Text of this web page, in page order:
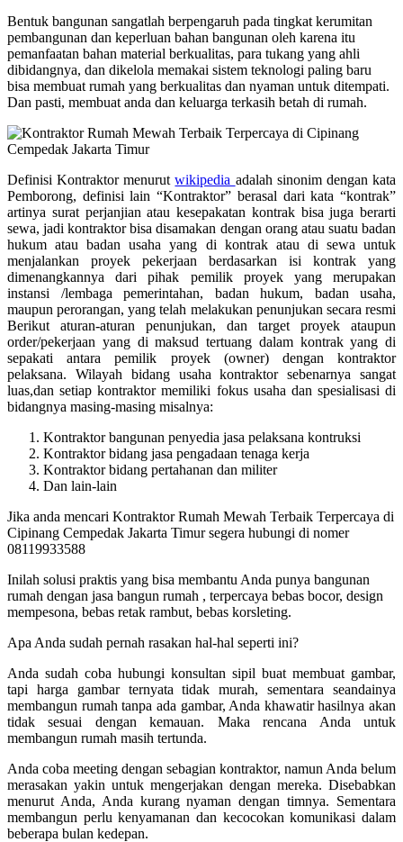
Bentuk bangunan sangatlah berpengaruh pada tingkat kerumitan
pembangunan dan keperluan bahan bangunan oleh karena itu
pemanfaatan bahan material berkualitas, para tukang yang ahli
dibidangnya, dan dikelola memakai sistem teknologi paling baru
bisa membuat rumah yang berkualitas dan nyaman untuk ditempati.
Dan pasti, membuat anda dan keluarga terkasih betah di rumah.
Definisi Kontraktor menurutwikipedia adalah sinonim dengan kata
Pemborong, definisi lain “Kontraktor” berasal dari kata “kontrak”
artinya surat perjanjian atau kesepakatan kontrak bisa juga berarti
sewa, jadi kontraktor bisa disamakan dengan orang atau suatu badan
hukum atau badan usaha yang di kontrak atau di sewa untuk
menjalankan proyek pekerjaan berdasarkan isi kontrak yang
dimenangkannya dari pihak pemilik proyek yang merupakan
instansi /lembaga pemerintahan, badan hukum, badan usaha,
maupun perorangan, yang telah melakukan penunjukan secara resmi
Berikut aturan-aturan penunjukan, dan target proyek ataupun
order/pekerjaan yang di maksud tertuang dalam kontrak yang di
sepakati antara pemilik proyek (owner) dengan kontraktor
pelaksana. Wilayah bidang usaha kontraktor sebenarnya sangat
luas,dan setiap kontraktor memiliki fokus usaha dan spesialisasi di
bidangnya masing-masing misalnya:
Kontraktor bangunan penyedia jasa pelaksana kontruksi
Kontraktor bidang jasa pengadaan tenaga kerja
Kontraktor bidang pertahanan dan militer
Dan lain-lain
Jika anda mencari Kontraktor Rumah Mewah Terbaik Terpercaya di
Cipinang Cempedak Jakarta Timur segera hubungi di nomer
08119933588
Inilah solusi praktis yang bisa membantu Anda punya bangunan
rumah dengan jasa bangun rumah , terpercaya bebas bocor, design
mempesona, bebas retak rambut, bebas korsleting.
Apa Anda sudah pernah rasakan hal-hal seperti ini?
Anda sudah coba hubungi konsultan sipil buat membuat gambar,
tapi harga gambar ternyata tidak murah, sementara seandainya
membangun rumah tanpa ada gambar, Anda khawatir hasilnya akan
tidak sesuai dengan kemauan. Maka rencana Anda untuk
membangun rumah masih tertunda.
Anda coba meeting dengan sebagian kontraktor, namun Anda belum
merasakan yakin untuk mengerjakan dengan mereka. Disebabkan
menurut Anda, Anda kurang nyaman dengan timnya. Sementara
membangun perlu kenyamanan dan kecocokan komunikasi dalam
beberapa bulan kedepan.